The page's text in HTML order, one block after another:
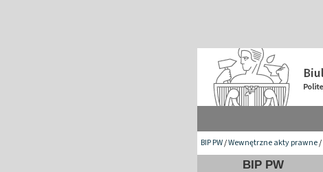
BIP PW/Wewnętrzne akty prawne/
BIP PW